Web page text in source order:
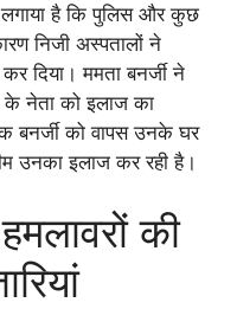
लगाया है कि पुलिस और कुछ
निजी अस्पतालों ने
दिया। ममता बनर्जी ने
के नेता को इलाज का
बनर्जी को वापस उनके घर
उनका इलाज कर रही है।
की